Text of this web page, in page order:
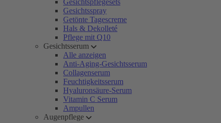
Gesichtspflegesets
Gesichtsspray
Getönte Tagescreme
Hals & Dekolleté
Pflege mit Q10
Gesichtsserum
Alle anzeigen
Anti-Aging-Gesichtsserum
Collagenserum
Feuchtigkeitsserum
Hyaluronsäure-Serum
Vitamin C Serum
Ampullen
Augenpflege